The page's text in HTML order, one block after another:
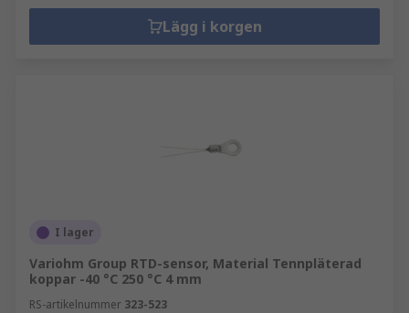
Lägg i korgen
I lager
Variohm Group RTD-sensor, Material Tennpläterad
koppar -40 °C 250 °C 4 mm
RS-artikelnummer 323-523